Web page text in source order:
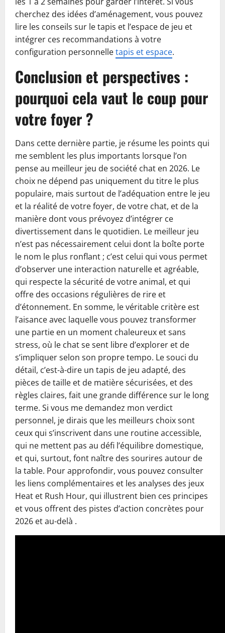
cherchez des idées d’aménagement, vous pouvez
lire les conseils sur le tapis et l’espace de jeu et
intégrer ces recommandations à votre
configuration personnelletapis et espace.
Conclusion et perspectives :
pourquoi cela vaut le coup pour
votre foyer ?
Dans cette dernière partie, je résume les points qui
me semblent les plus importants lorsque l’on
pense au meilleur jeu de société chat en 2026. Le
choix ne dépend pas uniquement du titre le plus
populaire, mais surtout de l’adéquation entre le jeu
et la réalité de votre foyer, de votre chat, et de la
manière dont vous prévoyez d’intégrer ce
divertissement dans le quotidien. Le meilleur jeu
n’est pas nécessairement celui dont la boîte porte
le nom le plus ronflant ; c’est celui qui vous permet
d’observer une interaction naturelle et agréable,
qui respecte la sécurité de votre animal, et qui
offre des occasions régulières de rire et
d’étonnement. En somme, le véritable critère est
l’aisance avec laquelle vous pouvez transformer
une partie en un moment chaleureux et sans
stress, où le chat se sent libre d’explorer et de
s’impliquer selon son propre tempo. Le souci du
détail, c’est-à-dire un tapis de jeu adapté, des
pièces de taille et de matière sécurisées, et des
règles claires, fait une grande différence sur le long
terme. Si vous me demandez mon verdict
personnel, je dirais que les meilleurs choix sont
ceux qui s’inscrivent dans une routine accessible,
qui ne mettent pas au défi l’équilibre domestique,
et qui, surtout, font naître des sourires autour de
la table. Pour approfondir, vous pouvez consulter
les liens complémentaires et les analyses des jeux
Heat et Rush Hour, qui illustrent bien ces principes
et vous offrent des pistes d’action concrètes pour
2026 et au-delà .